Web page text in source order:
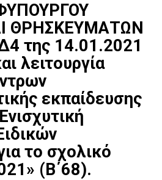
ΘΡΗΣΚΕΥΜΑΤΩΝ
της 14.01.2021
λειτουργία
εκπαίδευσης
το σχολικό
(Β΄68).